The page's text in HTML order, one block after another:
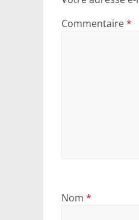
Commentaire*
Nom *